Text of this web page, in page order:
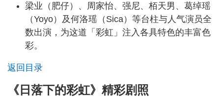
梁业（肥仔）、周家怡、强尼、栢天男、葛绰瑶
（Yoyo）及何洛瑶（Sica）等台柱与人气演员全
数出演，为这道「彩虹」注入各具特色的丰富色
彩。
返回目录
《日落下的彩虹》精彩剧照